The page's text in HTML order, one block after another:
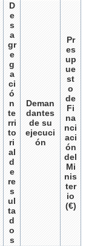
D
e
s
a
gr
e
g
a
ci
ó
n
te
rri
to
ri
al
d
e
re
s
ul
ta
d
o
s
Deman
dantes
de su
ejecuci
ón
Pr
es
up
ue
st
o
de
Fi
na
nci
aci
ón
del
Mi
nis
ter
io
(€)